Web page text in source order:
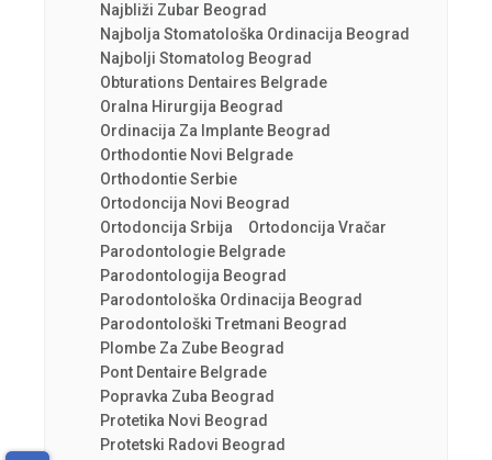
Najbliži Zubar Beograd
Najbolja Stomatološka Ordinacija Beograd
Najbolji Stomatolog Beograd
Obturations Dentaires Belgrade
Oralna Hirurgija Beograd
Ordinacija Za Implante Beograd
Orthodontie Novi Belgrade
Orthodontie Serbie
Ortodoncija Novi Beograd
Ortodoncija Srbija
Ortodoncija Vračar
Parodontologie Belgrade
Parodontologija Beograd
Parodontološka Ordinacija Beograd
Parodontološki Tretmani Beograd
Plombe Za Zube Beograd
Pont Dentaire Belgrade
Popravka Zuba Beograd
Protetika Novi Beograd
Protetski Radovi Beograd